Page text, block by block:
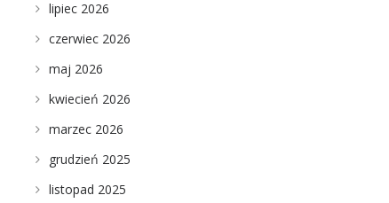
lipiec 2026
czerwiec 2026
maj 2026
kwiecień 2026
marzec 2026
grudzień 2025
listopad 2025